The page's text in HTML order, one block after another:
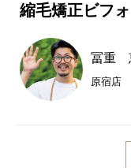
縮毛矯正ビフ
冨重
原宿店